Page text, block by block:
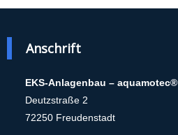
Anschrift
EKS-Anlagenbau – aquamotec®
Deutzstraße 2
72250 Freudenstadt